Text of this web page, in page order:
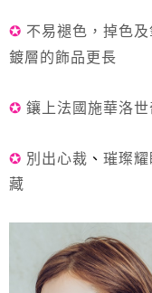
✪ 不易褪色，掉色及
鍍層的飾品更長
✪ 鑲上法國施華洛
✪ 別出心裁 、 璀璨耀
藏